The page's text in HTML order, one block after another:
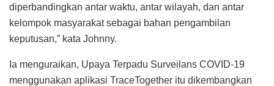
diperbandingkan antar waktu, antar wilayah, dan antar
kelompok masyarakat sebagai bahan pengambilan
keputusan,” kata Johnny.
Ia menguraikan, Upaya Terpadu Surveilans COVID-19
menggunakan aplikasi TraceTogether itu dikembangkan